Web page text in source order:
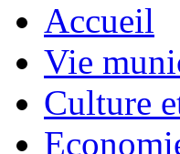
Accueil
Vie
Culture